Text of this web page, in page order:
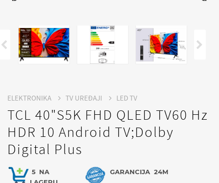
ELEKTRONIKA TV UREĐAJI LED TV
TCL 40"S5K FHD QLED TV60 Hz
HDR 10 Android TV;Dolby
Digital Plus
5 NA
GARANCIJA 24M